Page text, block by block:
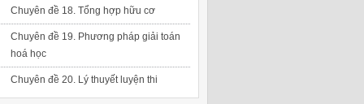
Chuyên đề 18. Tổng hợp hữu cơ
Chuyên đề 19. Phương pháp giải toán
hoá học
Chuyên đề 20. Lý thuyết luyện thi